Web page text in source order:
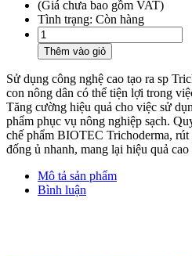
(Giá chưa bao gồm VAT)
Tình trạng: Còn hàng
Thêm vào giỏ
Sử dụng công nghệ cao tạo ra sp
con nông dân có thể tiện lợi trong
Tăng cường hiệu quả cho việc sử
phẩm phục vụ nông nghiệp sạch.
chế phẩm BIOTEC Trichoderma,
đống ủ nhanh, mang lại hiệu quả cao
Mô tả sản phẩm
Bình luận